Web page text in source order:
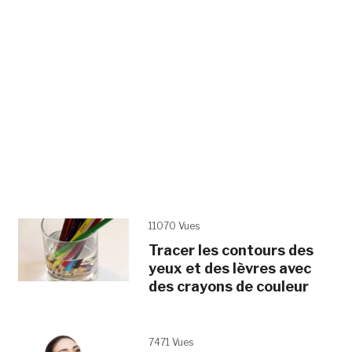
11070 Vues
Tracer les contours des
yeux et des lèvres avec
des crayons de couleur
7471 Vues